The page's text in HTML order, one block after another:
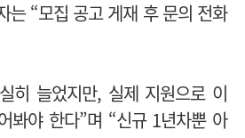
는 “모집 공고 게재 후 문의 전화
히 늘었지만, 실제 지원으로 이
봐야 한다”며 “신규 1년차뿐 아